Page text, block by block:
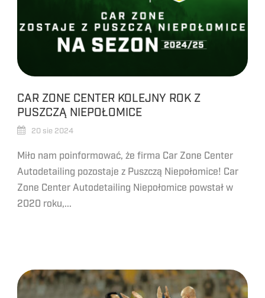
CAR ZONE CENTER KOLEJNY ROK Z
PUSZCZĄ NIEPOŁOMICE
20 sie 2024
Miło nam poinformować, że firma Car Zone Center
Autodetailing pozostaje z Puszczą Niepołomice! Car
Zone Center Autodetailing Niepołomice powstał w
2020 roku,...